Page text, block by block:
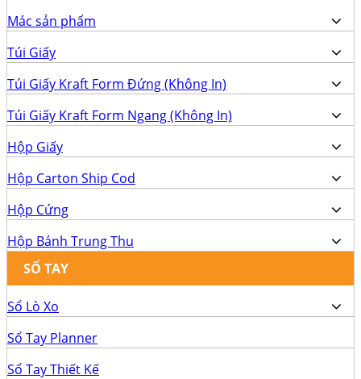
Mác sản phẩm
Túi Giấy
Túi Giấy Kraft Form Đứng (Không In)
Túi Giấy Kraft Form Ngang (Không In)
Hộp Giấy
Hộp Carton Ship Cod
Hộp Cứng
Hộp Bánh Trung Thu
SỔ TAY
Sổ Lò Xo
Sổ Tay Planner
Sổ Tay Thiết Kế